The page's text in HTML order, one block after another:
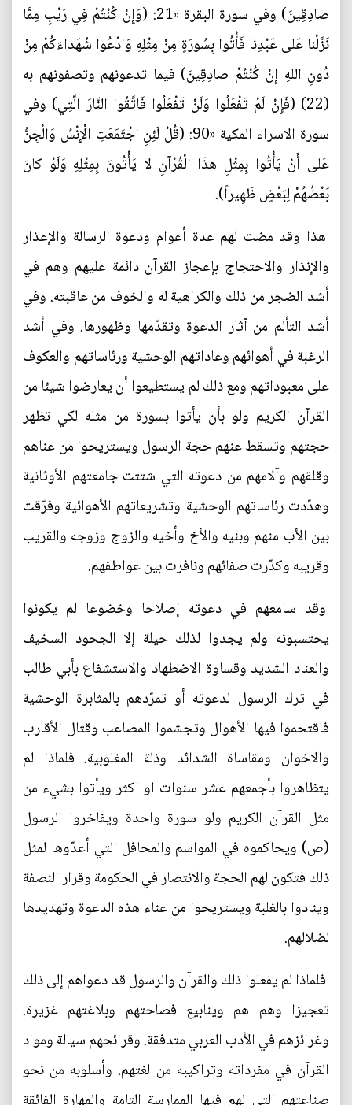
صادِقِينَ) وفي سورة البقرة «21: (وَإِنْ كُنْتُمْ فِي رَيْبٍ مِمَّا
نَزَّلْنا عَلى عَبْدِنا فَأْتُوا بِسُورَةٍ مِنْ مِثْلِهِ وَادْعُوا شُهَداءَكُمْ مِنْ
دُونِ اللهِ إِنْ كُنْتُمْ صادِقِينَ) فيما تدعونهم وتصفونهم به
(22) (فَإِنْ لَمْ تَفْعَلُوا وَلَنْ تَفْعَلُوا فَاتَّقُوا النَّارَ الَّتِي) وفي
سورة الاسراء المكية «90: (قُلْ لَئِنِ اجْتَمَعَتِ الْإِنْسُ وَالْجِنُّ
عَلى أَنْ يَأْتُوا بِمِثْلِ هذَا الْقُرْآنِ لا يَأْتُونَ بِمِثْلِهِ وَلَوْ كانَ
بَعْضُهُمْ لِبَعْضٍ ظَهِيراً).
هذا وقد مضت لهم عدة أعوام ودعوة الرسالة والإعذار
والإنذار والاحتجاج بإعجاز القرآن دائمة عليهم وهم في
أشد الضجر من ذلك والكراهية له والخوف من عاقبته. وفي
أشد التألم من آثار الدعوة وتقدّمها وظهورها. وفي أشد
الرغبة في أهوائهم وعاداتهم الوحشية ورئاساتهم والعكوف
على معبوداتهم ومع ذلك لم يستطيعوا أن يعارضوا شيئا من
القرآن الكريم ولو بأن يأتوا بسورة من مثله لكي تظهر
حجتهم وتسقط عنهم حجة الرسول ويستريحوا من عناهم
وقلقهم وآلامهم من دعوته التي شتتت جامعتهم الأوثانية
وهدّدت رئاساتهم الوحشية وتشريعاتهم الأهوائية وفرّقت
بين الأب منهم وبنيه والأخ وأخيه والزوج وزوجه والقريب
وقريبه وكدّرت صفائهم ونافرت بين عواطفهم.
وقد سامعهم في دعوته إصلاحا وخضوعا لم يكونوا
يحتسبونه ولم يجدوا لذلك حيلة إلا الجحود السخيف
والعناد الشديد وقساوة الاضطهاد والاستشفاع بأبي طالب
في ترك الرسول لدعوته أو تمرّدهم بالمثابرة الوحشية
فاقتحموا فيها الأهوال وتجشموا المصاعب وقتال الأقارب
والاخوان ومقاساة الشدائد وذلة المغلوبية. فلماذا لم
يتظاهروا بأجمعهم عشر سنوات او اكثر ويأتوا بشيء من
مثل القرآن الكريم ولو سورة واحدة ويفاخروا الرسول
(ص) ويحاكموه في المواسم والمحافل التي أعدّوها لمثل
ذلك فتكون لهم الحجة والانتصار في الحكومة وقرار النصفة
وينادوا بالغلبة ويستريحوا من عناء هذه الدعوة وتهديدها
لضلالهم.
فلماذا لم يفعلوا ذلك والقرآن والرسول قد دعواهم إلى ذلك
تعجيزا وهم هم وينابيع فصاحتهم وبلاغتهم غزيرة.
وغرائزهم في الأدب العربي متدفقة. وقرائحهم سيالة ومواد
القرآن في مفرداته وتراكيبه من لغتهم. وأسلوبه من نحو